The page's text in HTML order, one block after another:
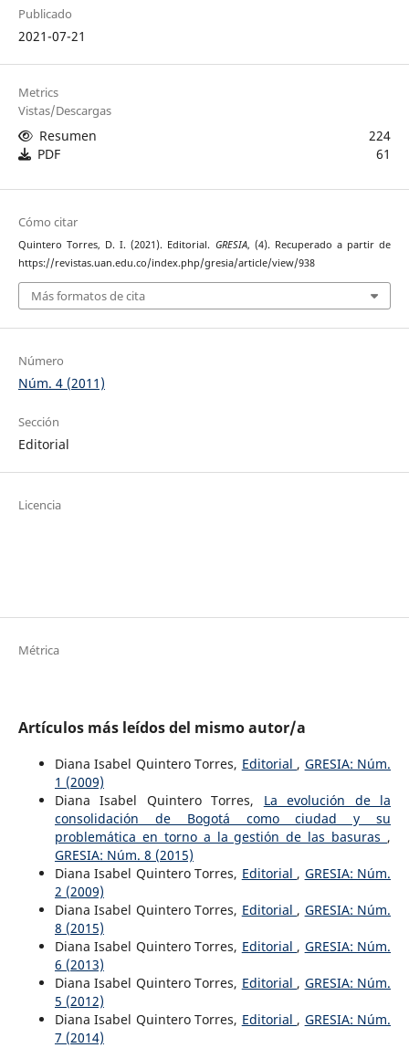
Publicado
2021-07-21
Metrics
Vistas/Descargas
Resumen
224
PDF
61
Cómo citar
Quintero Torres, D. I. (2021). Editorial. GRESIA, (4). Recuperado a partir de
https://revistas.uan.edu.co/index.php/gresia/article/view/938
Más formatos de cita
Número
Núm. 4 (2011)
Sección
Editorial
Licencia
Métrica
Artículos más leídos del mismo autor/a
Diana Isabel Quintero Torres, Editorial , GRESIA: Núm.
1 (2009)
Diana Isabel Quintero Torres, La evolución de la
consolidación de Bogotá como ciudad y su
problemática en torno a la gestión de las basuras ,
GRESIA: Núm. 8 (2015)
Diana Isabel Quintero Torres, Editorial , GRESIA: Núm.
2 (2009)
Diana Isabel Quintero Torres, Editorial , GRESIA: Núm.
8 (2015)
Diana Isabel Quintero Torres, Editorial , GRESIA: Núm.
6 (2013)
Diana Isabel Quintero Torres, Editorial , GRESIA: Núm.
5 (2012)
Diana Isabel Quintero Torres, Editorial , GRESIA: Núm.
7 (2014)